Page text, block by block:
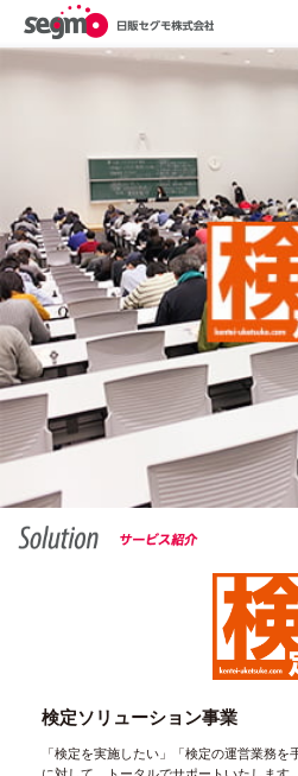
検定ソリューション事業
「検定を実施したい」「検定の運営業務